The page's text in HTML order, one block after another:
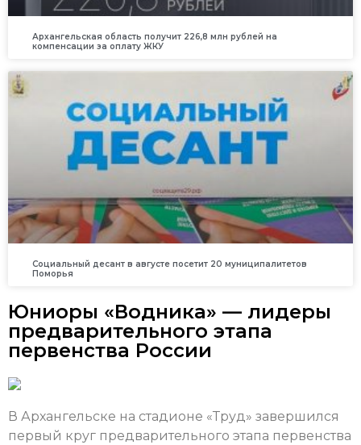
Архангельская область получит 226,8 млн рублей на
компенсации за оплату ЖКУ
Социальный десант в августе посетит 20 муниципалитетов
Поморья
Юниоры «Водника» — лидеры
предварительного этапа
первенства России
В Архангельске на стадионе «Труд» завершился
первый круг предварительного этапа первенства